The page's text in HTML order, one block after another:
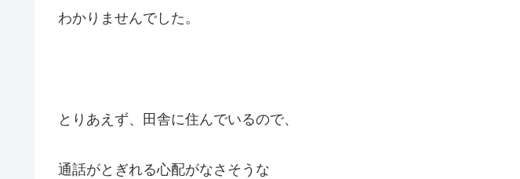
わかりませんでした。
とりあえず、田舎に住んでいるので、
通話がとぎれる心配がなさそうな